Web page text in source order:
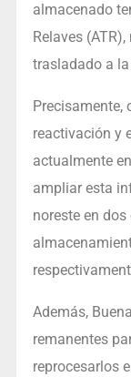
almacenado
Relaves
trasladado a
Precisamente,
reactivación y
actualmente
ampliar esta
noreste en
Además,
remanentes
reprocesarlos